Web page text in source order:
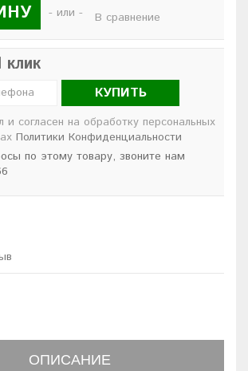
- или - В сравнение
клик
КУПИТЬ
и согласен на обработку персональных
Политики Конфиденциальности
по этому товару, звоните нам
ОПИСАНИЕ